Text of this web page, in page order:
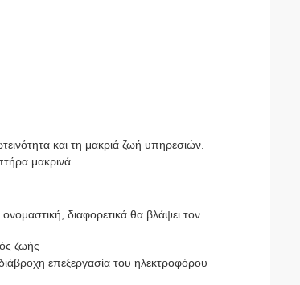
και τη μακριά ζωή υπηρεσιών.
μακρινά.
διαφορετικά θα βλάψει τον
ζωής
επεξεργασία του ηλεκτροφόρου